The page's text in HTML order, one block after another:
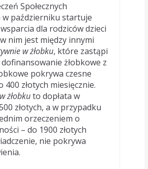
Społecznych
w październiku startuje
dla rodziców dzieci
nim jest między innymi
w żłobku, które zastąpi
żłobkowe z
pokrywa czesne
400 złotych miesięcznie.
żłobkuto dopłata w
złotych, a w przypadku
orzeczeniem o
– do 1900 złotych
nie pokrywa